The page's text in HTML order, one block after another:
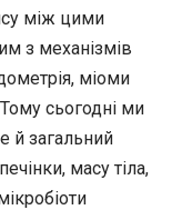
між цими
з механізмів
міоми
сьогодні ми
й загальний
масу тіла,